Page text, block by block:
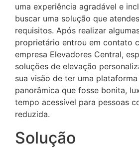
uma experiência agradável e
buscar uma solução que
requisitos. Após realizar
proprietário entrou em contato
empresa Elevadores Central,
soluções de elevação
sua visão de ter uma
panorâmica que fosse bonita,
tempo acessível para pessoas
reduzida.
Solução